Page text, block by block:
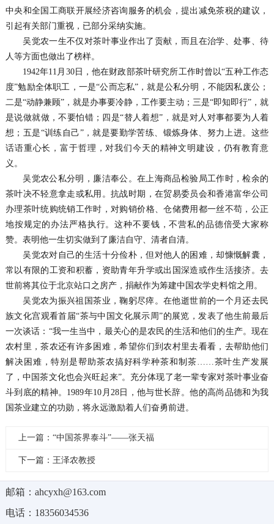
中央和全国工商联开展经济咨询服务的机会，提出减免茶税的建议，
引起有关部门重视，已部分采纳实施。
吴觉农一生不仅对茶叶事业作出了贡献，而且在治学、处事、待
人等方面也做出了榜样。
1942年11月30日，他在财政部茶叶研究所工作时曾以“五种工作态
度”勉励全体职工，一是“公而忘私”，就是公私分明，不能因私废公；
二是“动静兼顾”，就是办事要冷静，工作要主动；三是“即知即行”，就
是说做就做，不要怕错；四是“替人着想”，就是对人对事都要为人着
想；五是“训练自己”，就是要勤学苦练、锻炼身体、努力上进。这些
话语重心长，富于哲理，对我们今天的精神文明建设，仍有教育意
义。
吴觉农公私分明，廉洁奉公。在上海商品检验局工作时，检余的
茶叶决不轻意拿走或私用。抗战时期，在贸易委员会和香港富华公司
办理茶叶统购统销工作时，对购销价格、仓储费用都一丝不苟，公正
地按规定的办法严格执行。这种不要钱，不营私的品德倍受大家称
赞。表明他一生切实做到了廉洁自守、清者自清。
吴觉农对自己的生活十分俭朴，但对他人的困难，却慷慨解囊，
常以有限的工资和积蓄，资助青年升学或出国深造或作生活接济。去
世前将其位于北京站口之房产，捐献作为筹建中国农学史料馆之用。
吴觉农为振兴祖国茶业，鞠躬尽瘁。在他逝世前的一个月还去民
族文化宫观看首届“茶与中国文化展示周”的展览，发表了他生前最后
一次谈话：“我一生当中，最关心的是农民的生活和他们的生产。现在
农村里，茶农还有许多困难，希望你们到农村里去看看，去帮助他们
解决困难，特别是帮助茶农搞好科学种茶和制茶……茶叶生产发展
了，中国茶文化也会兴旺起来”。充分体现了老一辈专家对茶叶事业奋
斗到底的精神。1989年10月28日，他与世长辞。他的高尚品德和为我
国茶业建立的功勋，将永远激励着人们奋勇前进。
上一篇：“中国茶界泰斗”——张天福
下一篇：王泽农教授
邮箱：ahcyxh@163.com
电话：18356034536